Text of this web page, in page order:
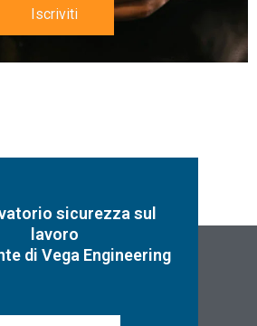
Iscriviti
sicurezza sul
lavoro
di Vega Engineering